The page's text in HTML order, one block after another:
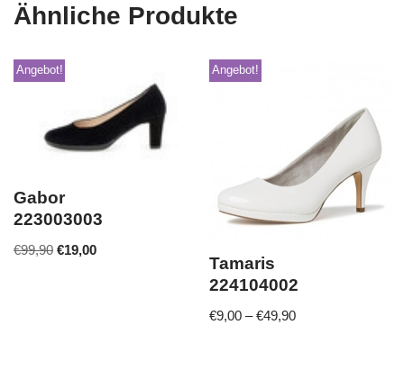
Ähnliche Produkte
Angebot!
Gabor
223003003
€99,90 €19,00
Angebot!
Tamaris
224104002
€9,00 –€49,90